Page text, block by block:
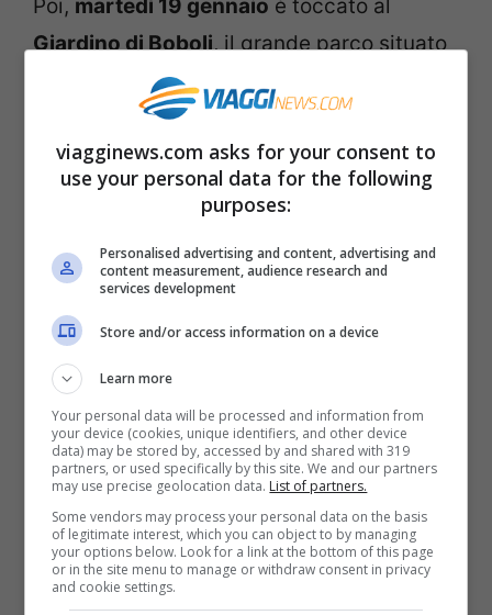
Poi, martedì 19 gennaio è toccato al
Giardino di Boboli, il grande parco situato
alle spalle di Palazzo Pitti. Il grande
portone di accesso al giardino è stato
aperto martedì mattina alle 8.30 da Eike
Schmidt, direttore delle Gallerie degli
anche Palazzo Pitti e il Giardino di Boboli).
Leggi anche –>Capitale Italiana della
Cultura 2022: scelta Procida
viagginews.com asks for your consent to
use your personal data for the following
purposes:
Personalised advertising and content, advertising and
content measurement, audience research and
services development
Store and/or access information on a device
Learn more
Your personal data will be processed and information from
your device (cookies, unique identifiers, and other device
data) may be stored by, accessed by and shared with 319
partners, or used specifically by this site. We and our partners
may use precise geolocation data. List of partners.
Some vendors may process your personal data on the basis
of legitimate interest, which you can object to by managing
your options below. Look for a link at the bottom of this page
or in the site menu to manage or withdraw consent in privacy
and cookie settings.